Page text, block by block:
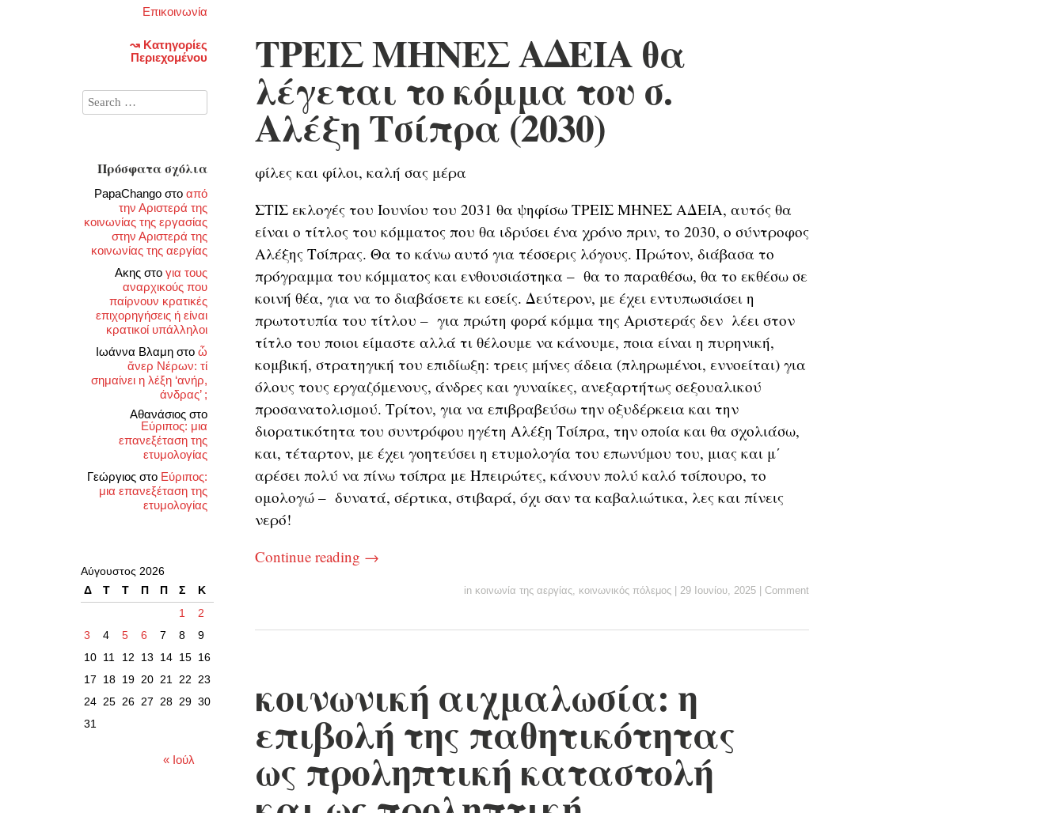
Επικοινωνία
↝ Κατηγορίες
Περιεχομένου
ΤΡΕΙΣ ΜΗΝΕΣ ΑΔΕΙΑ θα
λέγεται το κόμμα του σ.
Αλέξη Τσίπρα (2030)
φίλες και φίλοι, καλή σας μέρα
ΣΤΙΣ εκλογές του Ιουνίου του 2031 θα ψηφίσω ΤΡΕΙΣ ΜΗΝΕΣ ΑΔΕΙΑ, αυτός θα
είναι ο τίτλος του κόμματος που θα ιδρύσει ένα χρόνο πριν, το 2030, ο σύντροφος
Αλέξης Τσίπρας. Θα το κάνω αυτό για τέσσερις λόγους. Πρώτον, διάβασα το
πρόγραμμα του κόμματος και ενθουσιάστηκα – θα το παραθέσω, θα το εκθέσω σε
κοινή θέα, για να το διαβάσετε κι εσείς. Δεύτερον, με έχει εντυπωσιάσει η
πρωτοτυπία του τίτλου – για πρώτη φορά κόμμα της Αριστεράς δεν λέει στον
τίτλο του ποιοι είμαστε αλλά τι θέλουμε να κάνουμε, ποια είναι η πυρηνική,
κομβική, στρατηγική του επιδίωξη: τρεις μήνες άδεια (πληρωμένοι, εννοείται) για
όλους τους εργαζόμενους, άνδρες και γυναίκες, ανεξαρτήτως σεξουαλικού
προσανατολισμού. Τρίτον, για να επιβραβεύσω την οξυδέρκεια και την
διορατικότητα του συντρόφου ηγέτη Αλέξη Τσίπρα, την οποία και θα σχολιάσω,
και, τέταρτον, με έχει γοητεύσει η ετυμολογία του επωνύμου του, μιας και μ΄
αρέσει πολύ να πίνω τσίπρα με Ηπειρώτες, κάνουν πολύ καλό τσίπουρο, το
ομολογώ – δυνατά, σέρτικα, στιβαρά, όχι σαν τα καβαλιώτικα, λες και πίνεις
νερό!
Continue reading →
in κοινωνία της αεργίας, κοινωνικός πόλεμος 29 Ιουνίου, 2025 Comment
κοινωνική αιχμαλωσία: η
επιβολή της παθητικότητας
ως προληπτική καταστολή
Πρόσφατα σχόλια
PapaChango στο από
την Αριστερά της
κοινωνίας της εργασίας
στην Αριστερά της
κοινωνίας της αεργίας
Ακης στο για τους
αναρχικούς που
παίρνουν κρατικές
επιχορηγήσεις ή είναι
κρατικοί υπάλληλοι
Ιωάννα Βλαμη στο ὦ
ἄνερ Νέρων: τί
σημαίνει η λέξη ‘ανήρ,
άνδρας’ ;
Αθανάσιος στο
Εύριπος: μια
επανεξέταση της
ετυμολογίας
Γεώργιος στο Εύριπος:
μια επανεξέταση της
ετυμολογίας
Αύγουστος 2026
Δ
Τ Τ Π Π Σ
Κ
1
2
3
4 5 6 7 8
9
10 11 12 13 14 15 16
17
18 19 20 21 22 23
24 25 26 27 28 29 30
31
« Ιούλ